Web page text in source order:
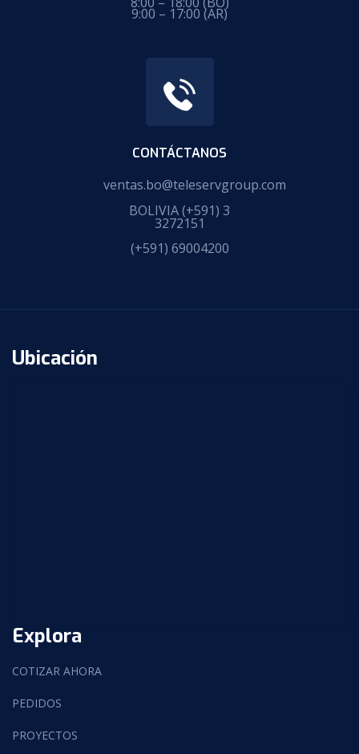
9:00 – 17:00 (AR)
CONTÁCTANOS
ventas.bo@teleservgroup.com
BOLIVIA(+591) 3
3272151
(+591) 69004200
Explora
COTIZAR AHORA
PEDIDOS
PROYECTOS
Ubicación